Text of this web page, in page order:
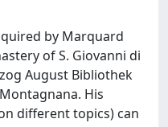
by Marquard
of S. Giovanni di
August Bibliothek
His
different topics) can